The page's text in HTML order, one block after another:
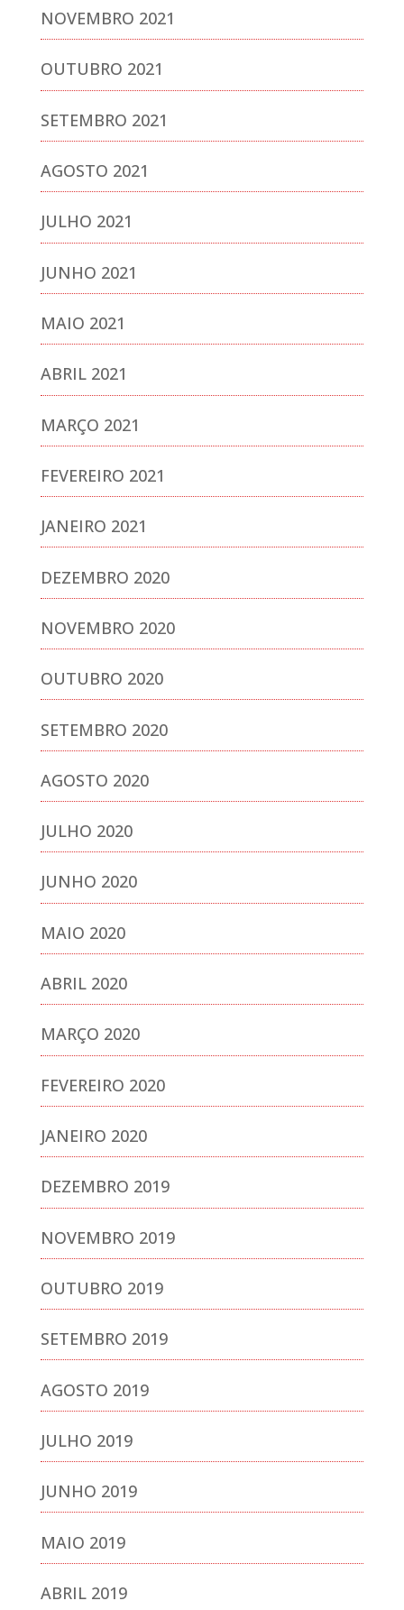
NOVEMBRO 2021
OUTUBRO 2021
SETEMBRO 2021
AGOSTO 2021
JULHO 2021
JUNHO 2021
MAIO 2021
ABRIL 2021
MARÇO 2021
FEVEREIRO 2021
JANEIRO 2021
DEZEMBRO 2020
NOVEMBRO 2020
OUTUBRO 2020
SETEMBRO 2020
AGOSTO 2020
JULHO 2020
JUNHO 2020
MAIO 2020
ABRIL 2020
MARÇO 2020
FEVEREIRO 2020
JANEIRO 2020
DEZEMBRO 2019
NOVEMBRO 2019
OUTUBRO 2019
SETEMBRO 2019
AGOSTO 2019
JULHO 2019
JUNHO 2019
MAIO 2019
ABRIL 2019